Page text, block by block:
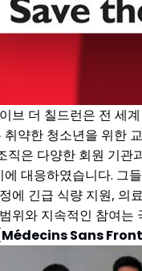
브 더 칠드런은 전 세
취약한 청소년을 위한
직은 다양한 회원 기
대응하였습니다. 그
에 긴급 식량 지원, 의
위와 지속적인 참여는
(Médecins Sans